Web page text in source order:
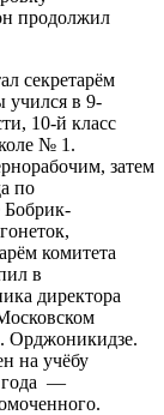
продолжил
секретарём
учился в 9-
10-й класс
№ 1.
затем
по
Бобрик-
комитета
в
директора
Орджоникидзе.
на учёбу
года —